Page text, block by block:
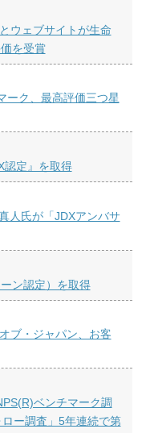
ウェブサイトが生命
を受賞
ーク、最高評価三つ星
認定』を取得
人氏が「JDXアンバサ
ン認定）を取得
ブ・ジャパン、お客
ベンチマーク調
ー調査」5年連続で第